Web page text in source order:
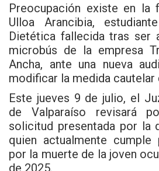
Preocupación existe en la
Ulloa Arancibia,
Dietética fallecida tras ser
microbús de la empresa
Ancha, ante una nueva
modificar la medida cautelar
Este jueves 9 de julio, el
de Valparaíso revisará
solicitud presentada por la
quien actualmente cumple
por la muerte de la joven
de 2025.